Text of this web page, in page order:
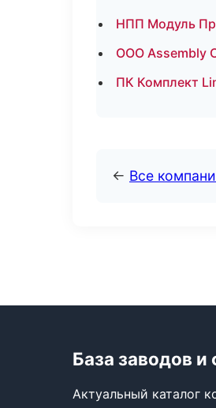
НПП Модуль
ООО Assembly
ПК Комплект
← Все
База заводов и
Актуальный каталог